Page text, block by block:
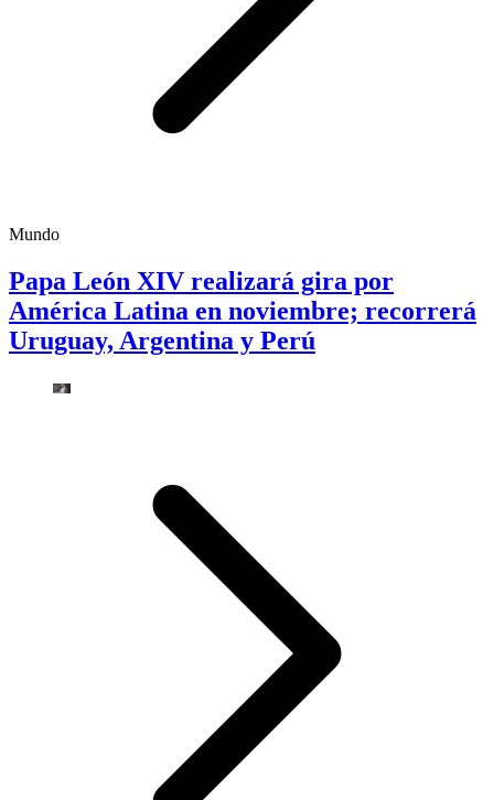
Mundo
Papa León XIV realizará gira por
América Latina en noviembre; recorrerá
Uruguay, Argentina y Perú